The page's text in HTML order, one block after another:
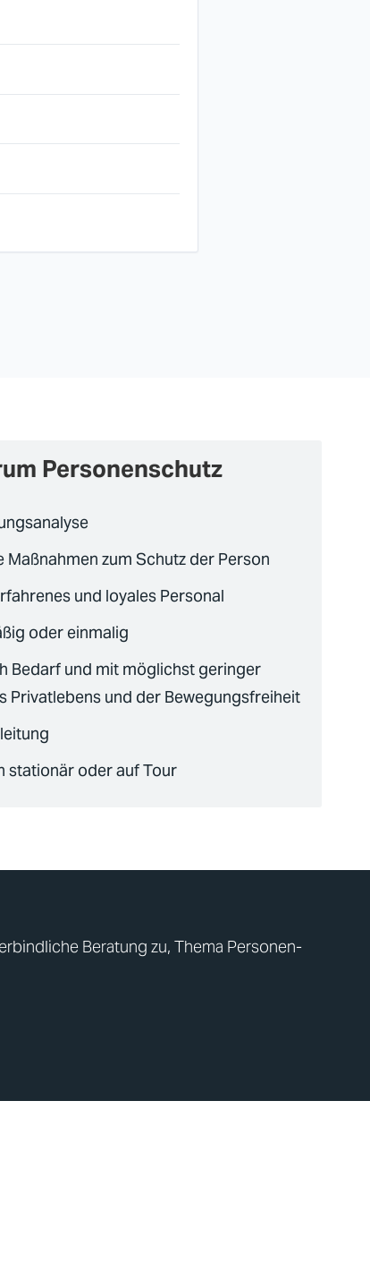
Personenschutz
zum Schutz der Person
und loyales Personal
oder einmalig
Bedarf und mit möglichst geringer
Privatlebens und der Bewegungsfreiheit
stationär oder auf Tour
Beratung zu, Thema Personen-